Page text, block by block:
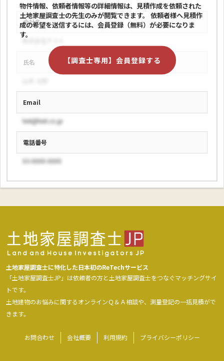
会社名
株式会社テスト
氏名
Email
test@test.co.jp
電話番号
03-0000-0000
物件情報、依頼者情報等の詳細情報は、見積作成を依頼された
土地家屋調査士の先生のみが閲覧できます。
依頼者様へ見積作
成の希望を送信するには、会員登録（無料）が必要になりま
す。
【調査士専用】会員登録する
土地家屋調査士に特化した日本初のReTechサービス
「土地家屋調査士JP」は依頼者の方と土地家屋調査士をつなぐマッチングサイ
トです。
土地建物のお悩みに関するオンラインＱ＆Ａ相談や、測量登記の一括見積がで
きます。
お問合わせ 会社概要 利用規約 プライバシーポリシー